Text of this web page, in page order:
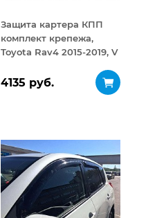
Защита картера КПП
комплект крепежа,
Toyota Rav4 2015-2019, V
2010-2013, V - кроме 2.5
4135 руб.